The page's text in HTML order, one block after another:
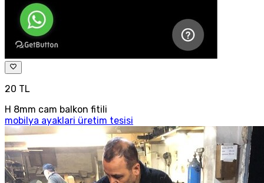
20 TL
H 8mm cam balkon fitili
mobilya ayaklari üretim tesisi